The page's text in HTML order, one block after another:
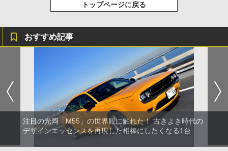
トップページに戻る
おすすめ記事
注目の光岡「M55」の世界観に触れた！ 古きよき時代の
デザインエッセンスを再現した相棒にしたくなる1台